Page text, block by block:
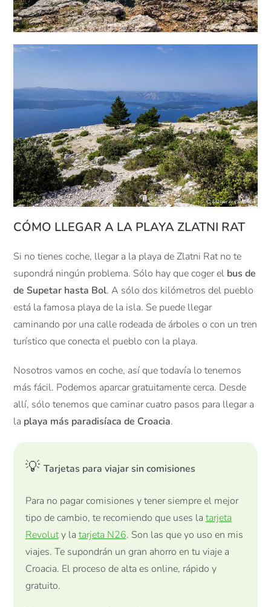
CÓMO LLEGAR A LA PLAYA ZLATNI RAT
Si no tienes coche, llegar a la playa de Zlatni Rat no te
supondrá ningún problema. Sólo hay que coger el bus de
de Supetar hasta Bol. A sólo dos kilómetros del pueblo
está la famosa playa de la isla. Se puede llegar
caminando por una calle rodeada de árboles o con un tren
turístico que conecta el pueblo con la playa.
Nosotros vamos en coche, así que todavía lo tenemos
más fácil. Podemos aparcar gratuitamente cerca. Desde
allí, sólo tenemos que caminar cuatro pasos para llegar a
la playa más paradisíaca de Croacia.
💡 Tarjetas para viajar sin comisiones
Para no pagar comisiones y tener siempre el mejor
tipo de cambio, te recomiendo que uses la tarjeta
Revoluty la tarjeta N26. Son las que yo uso en mis
viajes. Te supondrán un gran ahorro en tu viaje a
Croacia. El proceso de alta es online, rápido y
gratuito.